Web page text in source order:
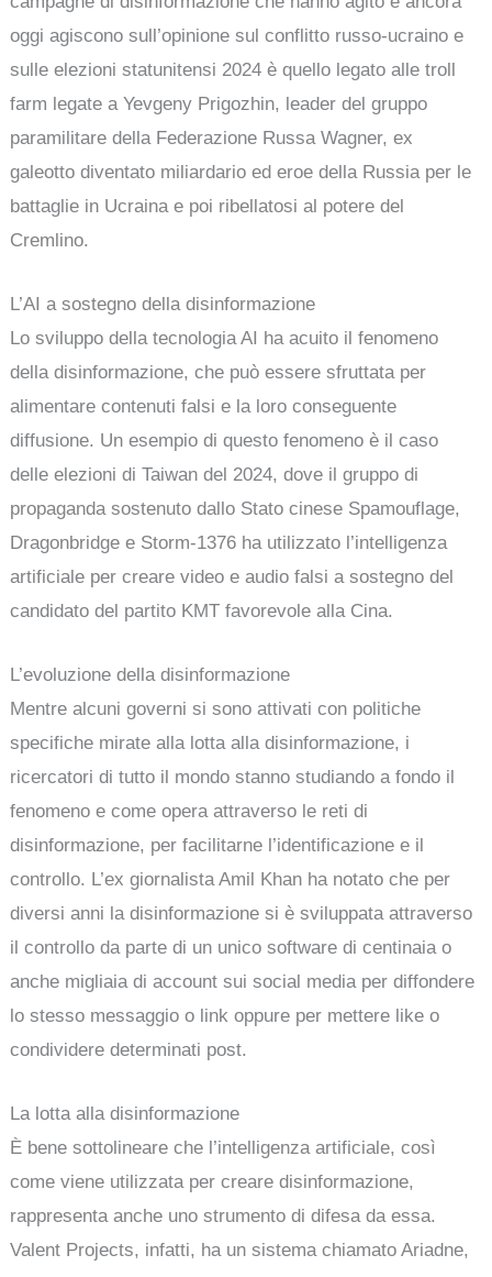
oggi agiscono sull’opinione sul conflitto russo-ucraino e
sulle elezioni statunitensi 2024 è quello legato alle troll
farm legate a Yevgeny Prigozhin, leader del gruppo
paramilitare della Federazione Russa Wagner, ex
galeotto diventato miliardario ed eroe della Russia per le
battaglie in Ucraina e poi ribellatosi al potere del
Cremlino.
L’AI a sostegno della disinformazione
Lo sviluppo della tecnologia AI ha acuito il fenomeno
della disinformazione, che può essere sfruttata per
alimentare contenuti falsi e la loro conseguente
diffusione. Un esempio di questo fenomeno è il caso
delle elezioni di Taiwan del 2024, dove il gruppo di
propaganda sostenuto dallo Stato cinese Spamouflage,
Dragonbridge e Storm-1376 ha utilizzato l’intelligenza
artificiale per creare video e audio falsi a sostegno del
candidato del partito KMT favorevole alla Cina.
L’evoluzione della disinformazione
Mentre alcuni governi si sono attivati con politiche
specifiche mirate alla lotta alla disinformazione, i
ricercatori di tutto il mondo stanno studiando a fondo il
fenomeno e come opera attraverso le reti di
disinformazione, per facilitarne l’identificazione e il
controllo. L’ex giornalista Amil Khan ha notato che per
diversi anni la disinformazione si è sviluppata attraverso
il controllo da parte di un unico software di centinaia o
anche migliaia di account sui social media per diffondere
lo stesso messaggio o link oppure per mettere like o
condividere determinati post.
La lotta alla disinformazione
È bene sottolineare che l’intelligenza artificiale, così
come viene utilizzata per creare disinformazione,
rappresenta anche uno strumento di difesa da essa.
Valent Projects, infatti, ha un sistema chiamato Ariadne,